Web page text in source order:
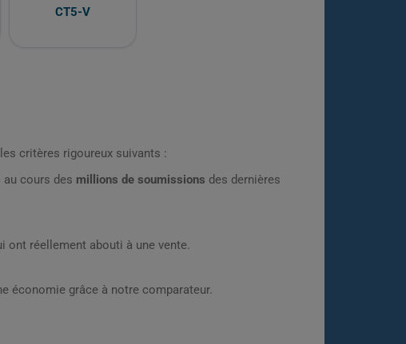
CT5-V
critères rigoureux suivants :
au cours des millions de soumissions des dernières
ont réellement abouti à une vente.
économie grâce à notre comparateur.